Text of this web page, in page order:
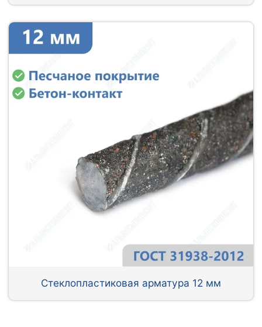
Стеклопластиковая арматура 12 мм